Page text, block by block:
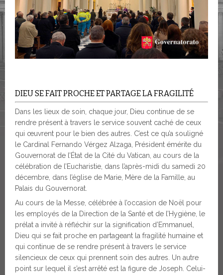
DIEU SE FAIT PROCHE ET PARTAGE LA FRAGILITÉ
Dans les lieux de soin, chaque jour, Dieu continue de se
rendre présent à travers le service souvent caché de ceux
qui œuvrent pour le bien des autres. C’est ce qu’a souligné
le Cardinal Fernando Vérgez Alzaga, Président émérite du
Gouvernorat de l’État de la Cité du Vatican, au cours de la
célébration de l’Eucharistie, dans l’après-midi du samedi 20
décembre, dans l’église de Marie, Mère de la Famille, au
Palais du Gouvernorat.
Au cours de la Messe, célébrée à l’occasion de Noël pour
les employés de la Direction de la Santé et de l’Hygiène, le
prélat a invité à réfléchir sur la signification d’Emmanuel,
Dieu qui se fait proche en partageant la fragilité humaine et
qui continue de se rendre présent à travers le service
silencieux de ceux qui prennent soin des autres. Un autre
point sur lequel il s’est arrêté est la figure de Joseph. Celui-